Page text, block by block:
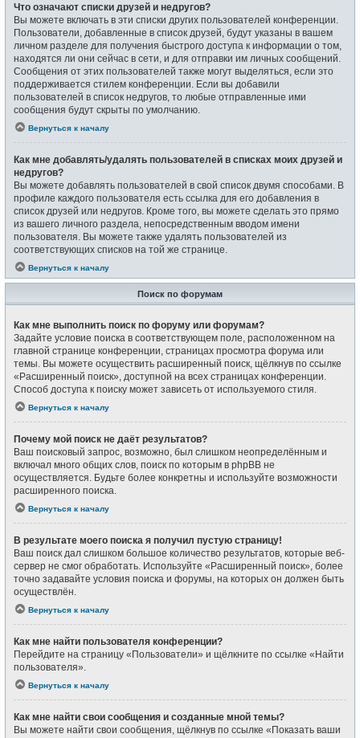
Что означают списки друзей и недругов?
Вы можете включать в эти списки других пользователей конференции.
Пользователи, добавленные в список друзей, будут указаны в вашем
личном разделе для получения быстрого доступа к информации о том,
находятся ли они сейчас в сети, и для отправки им личных сообщений.
Сообщения от этих пользователей также могут выделяться, если это
поддерживается стилем конференции. Если вы добавили
пользователей в список недругов, то любые отправленные ими
сообщения будут скрыты по умолчанию.
Вернуться к началу
Как мне добавлять/удалять пользователей в списках моих друзей и
недругов?
Вы можете добавлять пользователей в свой список двумя способами. В
профиле каждого пользователя есть ссылка для его добавления в
список друзей или недругов. Кроме того, вы можете сделать это прямо
из вашего личного раздела, непосредственным вводом имени
пользователя. Вы можете также удалять пользователей из
соответствующих списков на той же странице.
Вернуться к началу
Поиск по форумам
Как мне выполнить поиск по форуму или форумам?
Задайте условие поиска в соответствующем поле, расположенном на
главной странице конференции, страницах просмотра форума или
темы. Вы можете осуществить расширенный поиск, щёлкнув по ссылке
«Расширенный поиск», доступной на всех страницах конференции.
Способ доступа к поиску может зависеть от используемого стиля.
Вернуться к началу
Почему мой поиск не даёт результатов?
Ваш поисковый запрос, возможно, был слишком неопределённым и
включал много общих слов, поиск по которым в phpBB не
осуществляется. Будьте более конкретны и используйте возможности
расширенного поиска.
Вернуться к началу
В результате моего поиска я получил пустую страницу!
Ваш поиск дал слишком большое количество результатов, которые веб-
сервер не смог обработать. Используйте «Расширенный поиск», более
точно задавайте условия поиска и форумы, на которых он должен быть
осуществлён.
Вернуться к началу
Как мне найти пользователя конференции?
Перейдите на страницу «Пользователи» и щёлкните по ссылке «Найти
пользователя».
Вернуться к началу
Как мне найти свои сообщения и созданные мной темы?
Вы можете найти свои сообщения, щёлкнув по ссылке «Показать ваши